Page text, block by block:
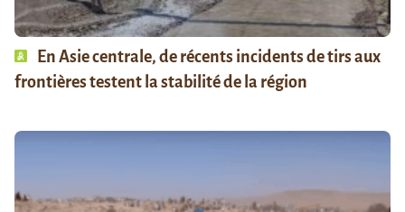
En Asie centrale, de récents incidents de tirs aux
frontières testent la stabilité de la région